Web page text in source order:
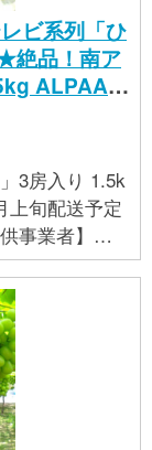
ビ系列「ひ
絶品！南ア
ALPAA0
すすめ |
3房入り 1.5k
事業者】Ｊ